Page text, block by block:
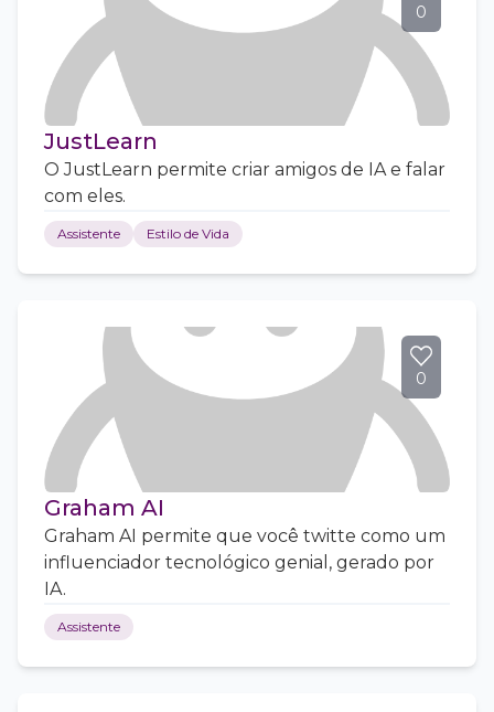
0
JustLearn
O JustLearn permite criar amigos de IA e falar
com eles.
Assistente Estilo de Vida
0
Graham AI
Graham AI permite que você twitte como um
influenciador tecnológico genial, gerado por
IA.
Assistente